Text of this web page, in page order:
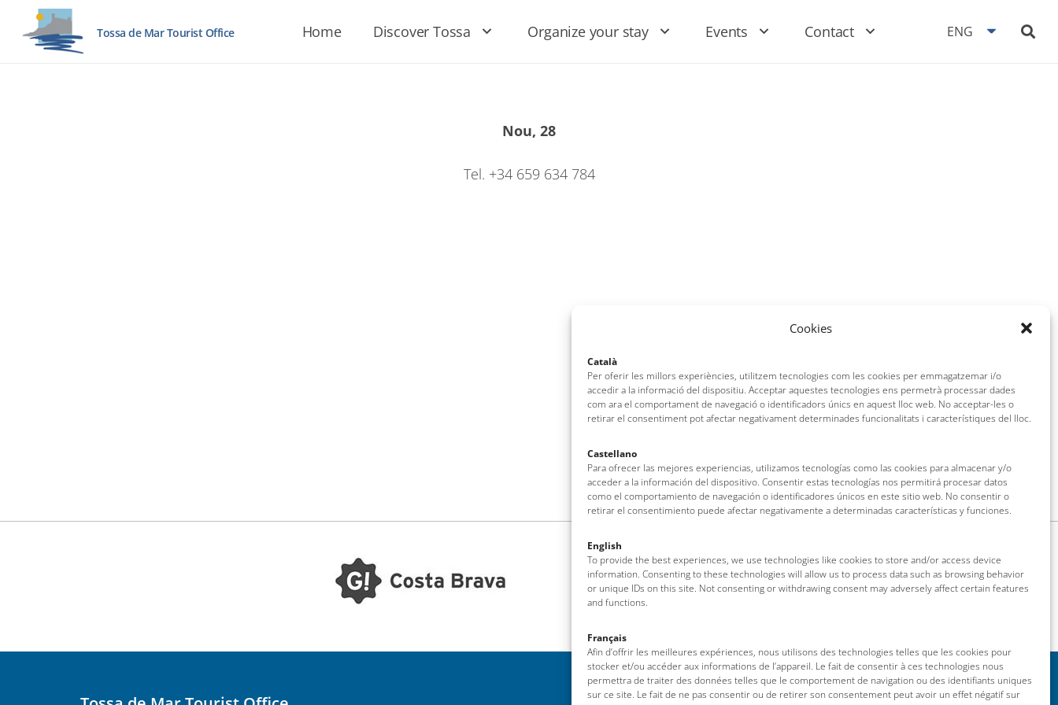
Cookies
Català
Per oferir les millors experiències, utilitzem tecnologies com les cookies per emmagatzemar i/o
accedir a la informació del dispositiu. Acceptar aquestes tecnologies ens permetrà processar dades
com ara el comportament de navegació o identificadors únics en aquest lloc web. No acceptar-les o
retirar el consentiment pot afectar negativament determinades funcionalitats i característiques del lloc.
Castellano
Para ofrecer las mejores experiencias, utilizamos tecnologías como las cookies para almacenar y/o
acceder a la información del dispositivo. Consentir estas tecnologías nos permitirá procesar datos
como el comportamiento de navegación o identificadores únicos en este sitio web. No consentir o
retirar el consentimiento puede afectar negativamente a determinadas características y funciones.
English
To provide the best experiences, we use technologies like cookies to store and/or access device
information. Consenting to these technologies will allow us to process data such as browsing behavior
or unique IDs on this site. Not consenting or withdrawing consent may adversely affect certain features
and functions.
Français
Afin d’offrir les meilleures expériences, nous utilisons des technologies telles que les cookies pour
stocker et/ou accéder aux informations de l’appareil. Le fait de consentir à ces technologies nous
permettra de traiter des données telles que le comportement de navigation ou des identifiants uniques
sur ce site. Le fait de ne pas consentir ou de retirer son consentement peut avoir un effet négatif sur
Tossa de Mar Tourist Office Home Discover Tossa Organize your stay Events Contact ENG
Nou, 28
Tel. +34 659 634 784